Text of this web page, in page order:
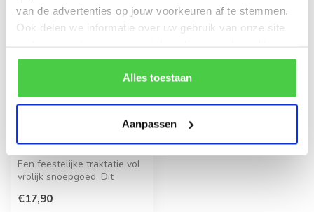
van de advertenties op jouw voorkeuren af te stemmen.
Ook delen we informatie over uw gebruik van onze site
rekening mee dat als je bepaalde cookies blokkeert, het
de correcte werking van de website kan verstoren.
Alles toestaan
Aanpassen
Snoeptaart Louis
Een feestelijke traktatie vol
vrolijk snoepgoed. Dit
€17,90